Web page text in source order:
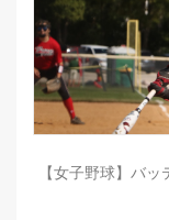
【女子野球】バ